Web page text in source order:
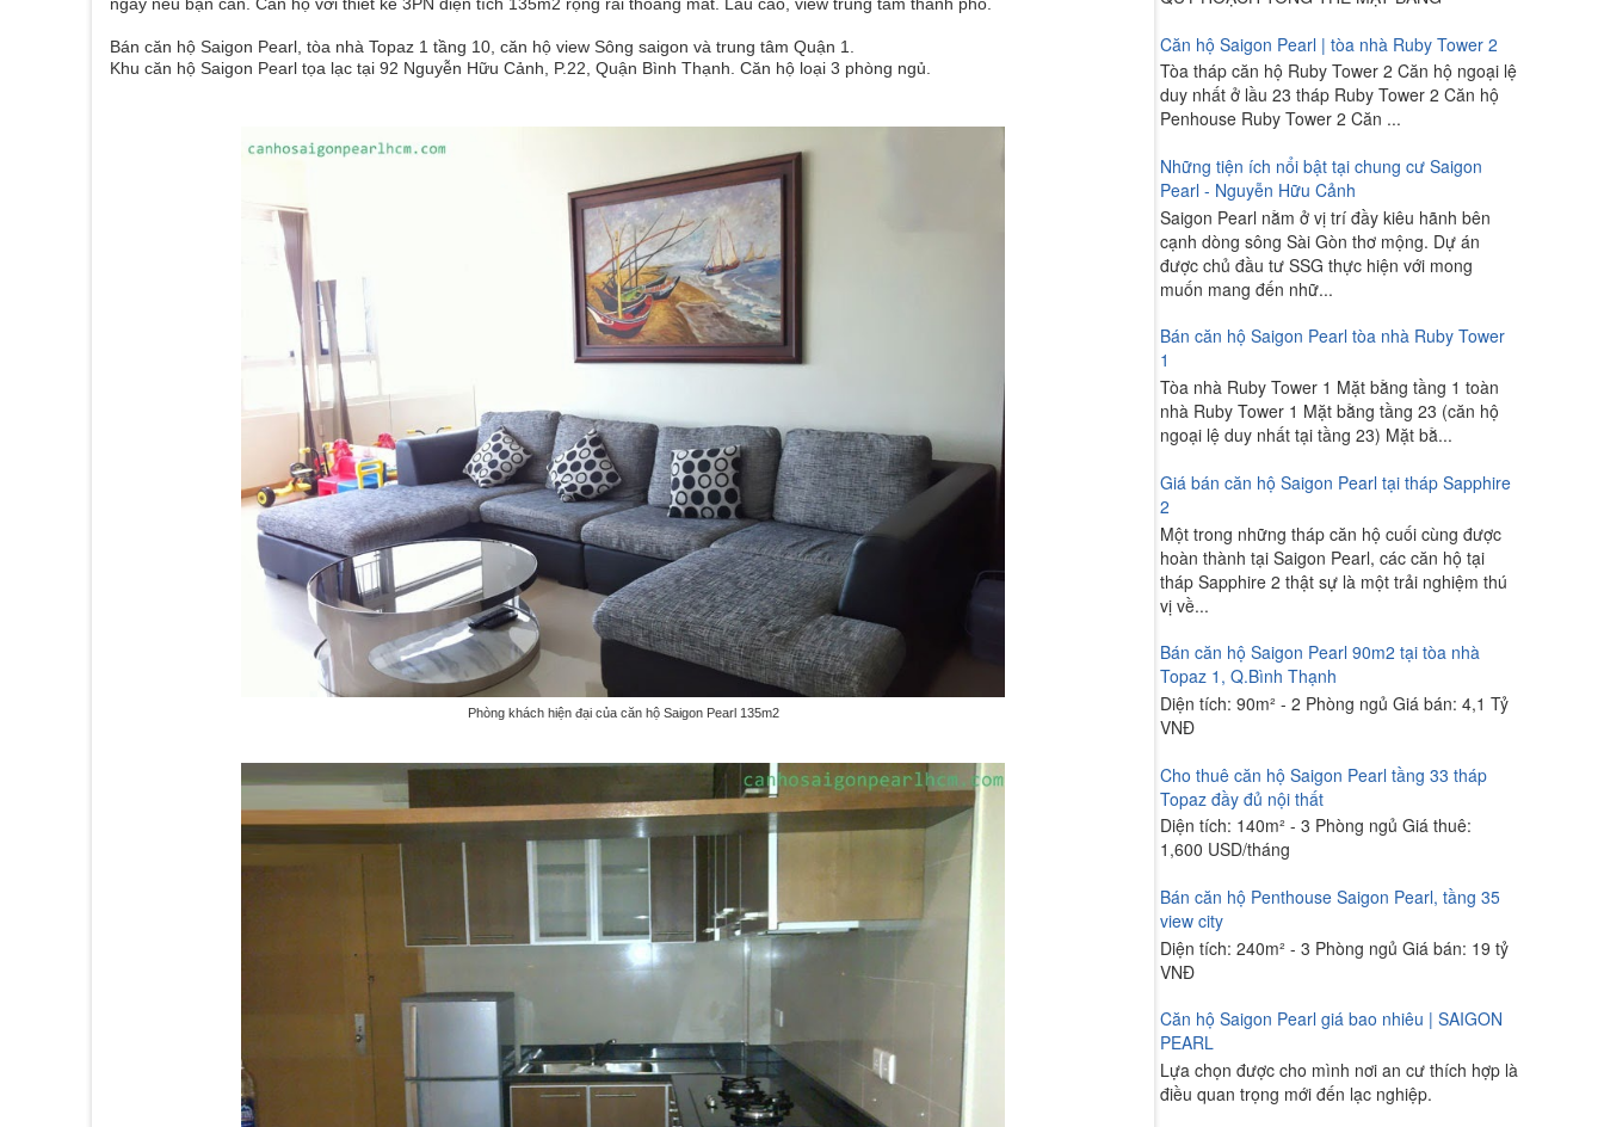
Bán căn hộ Saigon Pearl, tòa nhà Topaz 1 tầng 10, căn hộ view Sông saigon và trung tâm Quận 1.
Khu căn hộ Saigon Pearl tọa lạc tại 92 Nguyễn Hữu Cảnh, P.22, Quận Bình Thạnh. Căn hộ loại 3 phòng ngủ.
Phòng khách hiện đại của căn hộ Saigon Pearl 135m2
Căn hộ Saigon Pearl | tòa nhà Ruby Tower 2
Tòa tháp căn hộ Ruby Tower 2 Căn hộ ngoại lệ
duy nhất ở lầu 23 tháp Ruby Tower 2 Căn hộ
Penhouse Ruby Tower 2 Căn ...
Những tiện ích nổi bật tại chung cư Saigon
Pearl - Nguyễn Hữu Cảnh
Saigon Pearl nằm ở vị trí đầy kiêu hãnh bên
cạnh dòng sông Sài Gòn thơ mộng. Dự án
được chủ đầu tư SSG thực hiện với mong
muốn mang đến nhữ...
Bán căn hộ Saigon Pearl tòa nhà Ruby Tower
1
Tòa nhà Ruby Tower 1 Mặt bằng tầng 1 toàn
nhà Ruby Tower 1 Mặt bằng tầng 23 (căn hộ
ngoại lệ duy nhất tại tầng 23) Mặt bằ...
Giá bán căn hộ Saigon Pearl tại tháp Sapphire
2
Một trong những tháp căn hộ cuối cùng được
hoàn thành tại Saigon Pearl, các căn hộ tại
tháp Sapphire 2 thật sự là một trải nghiệm thú
vị về...
Bán căn hộ Saigon Pearl 90m2 tại tòa nhà
Topaz 1, Q.Bình Thạnh
Diện tích: 90m² - 2 Phòng ngủ Giá bán: 4,1 Tỷ
VNĐ
Cho thuê căn hộ Saigon Pearl tầng 33 tháp
Topaz đầy đủ nội thất
Diện tích: 140m² - 3 Phòng ngủ Giá thuê:
1,600 USD/tháng
Bán căn hộ Penthouse Saigon Pearl, tầng 35
view city
Diện tích: 240m² - 3 Phòng ngủ Giá bán: 19 tỷ
VNĐ
Căn hộ Saigon Pearl giá bao nhiêu | SAIGON
PEARL
Lựa chọn được cho mình nơi an cư thích hợp là
điều quan trọng mới đến lạc nghiệp.